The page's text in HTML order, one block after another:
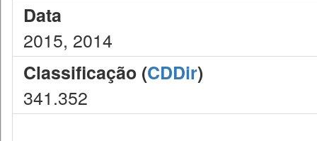
Data
2015, 2014
Classificação (CDDir)
341.352